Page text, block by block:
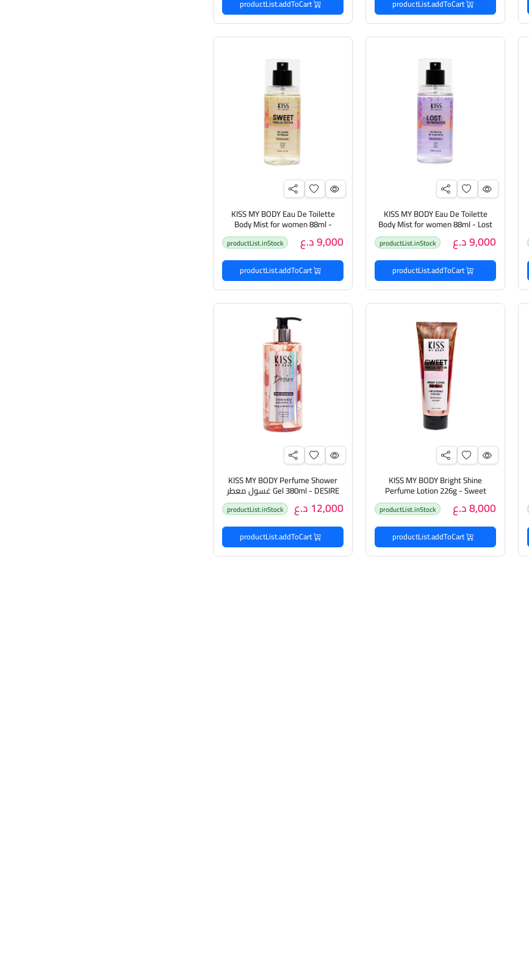
productList.addToCart
productList.addToCart
KISS MY BODY Eau De Toilette
Body Mist for women 88ml - Lost
in Paradise مست عطري بنفحات
فاخرة للجسم 9,000 د.ع productList.inStock
productList.addToCart
KISS MY BODY Eau De Toilette
Body Mist for women 88ml -
Sweet Vanilla Cotton مست عطري
بنفحات فاخرة للجسم9,000 د.ع productList.inStock
productList.addToCart
KISS MY BODY Bright Shine
Perfume Lotion 226g - Sweet
Vanilla Cotton لوشن مرطب للجسم
برائحة الفانيليا الحلوة والقطن اللامع
8,000 د.ع productList.inStock
productList.addToCart
KISS MY BODY Perfume Shower
Gel 380ml - DESIRE غسول معطر
للجسم 12,000 د.ع productList.inStock
productList.addToCart